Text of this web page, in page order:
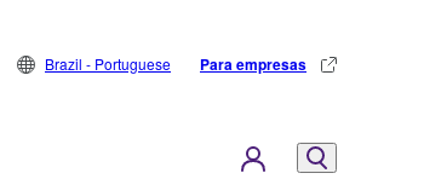
Brazil - Portuguese Para empresas